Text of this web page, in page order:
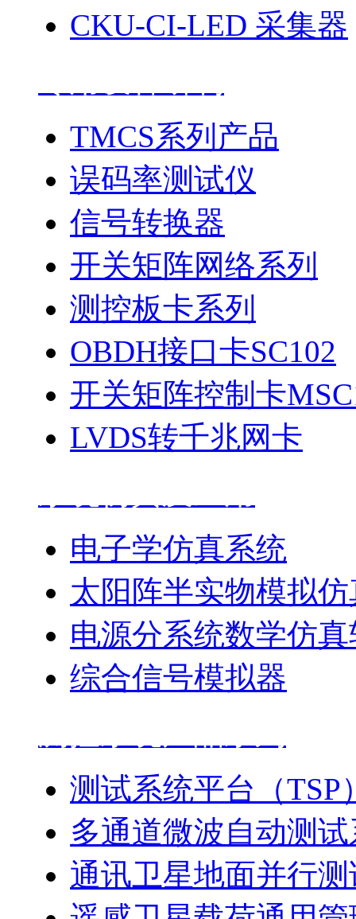
CKU-CI-LED 采集器
TMCS系列产品
误码率测试仪
信号转换器
开关矩阵网络系列
测控板卡系列
OBDH接口卡SC102
开关矩阵控制卡
LVDS转千兆网卡
电子学仿真系统
太阳阵半实物模拟
电源分系统数学仿
综合信号模拟器
测试系统平台（TSP
多通道微波自动测
通讯卫星地面并行